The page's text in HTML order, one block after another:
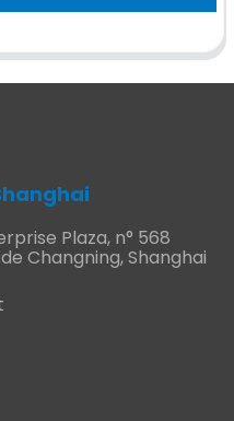
Plaza, n° 568
Changning, Shanghai